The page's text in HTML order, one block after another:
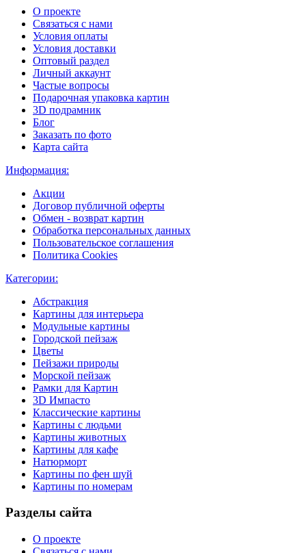
О проекте
Связаться с нами
Условия оплаты
Условия доставки
Оптовый раздел
Личный аккаунт
Частые вопросы
Подарочная упаковка картин
3D подрамник
Блог
Заказать по фото
Карта сайта
Информация:
Акции
Договор публичной оферты
Обмен - возврат картин
Обработка персональных данных
Пользовательское соглашения
Политика Cookies
Категории:
Абстракция
Картины для интерьера
Модульные картины
Городской пейзаж
Цветы
Пейзажи природы
Морской пейзаж
Рамки для Картин
3D Импасто
Классические картины
Картины с людьми
Картины животных
Картины для кафе
Натюрморт
Картины по фен шуй
Картины по номерам
Разделы сайта
О проекте